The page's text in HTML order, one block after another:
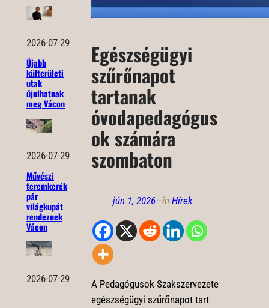
2026-07-29
Újabb
külterületi
utak
újulhatnak
meg Vácon
2026-07-29
Művészi
teremkerék
pár
világkupát
rendeznek
Vácon
2026-07-29
Egészségügyi
szűrőnapot
tartanak
óvodapedagógus
ok számára
szombaton
jún 1, 2026—in Hírek
A Pedagógusok Szakszervezete
egészségügyi szűrőnapot tart